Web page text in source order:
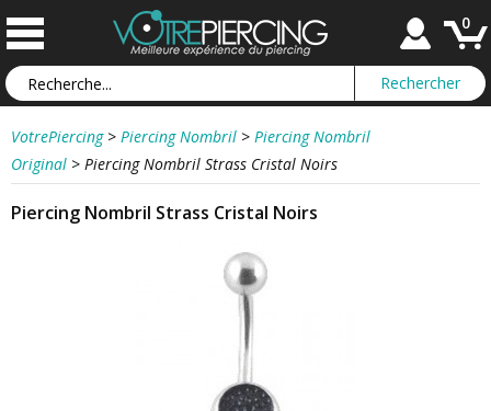
0
VotrePiercing > Piercing Nombril > Piercing Nombril
Original > Piercing Nombril Strass Cristal Noirs
Piercing Nombril Strass Cristal Noirs